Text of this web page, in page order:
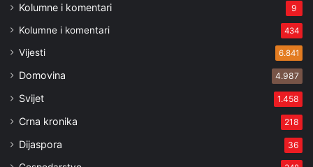
Kolumne i komentari 9
Kolumne i komentari 434
Vijesti 6.841
Domovina 4.987
Svijet 1.458
Crna kronika 218
Dijaspora 36